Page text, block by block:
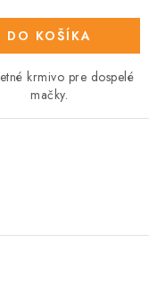
DO KOŠÍKA
krmivo pre dospelé
mačky.